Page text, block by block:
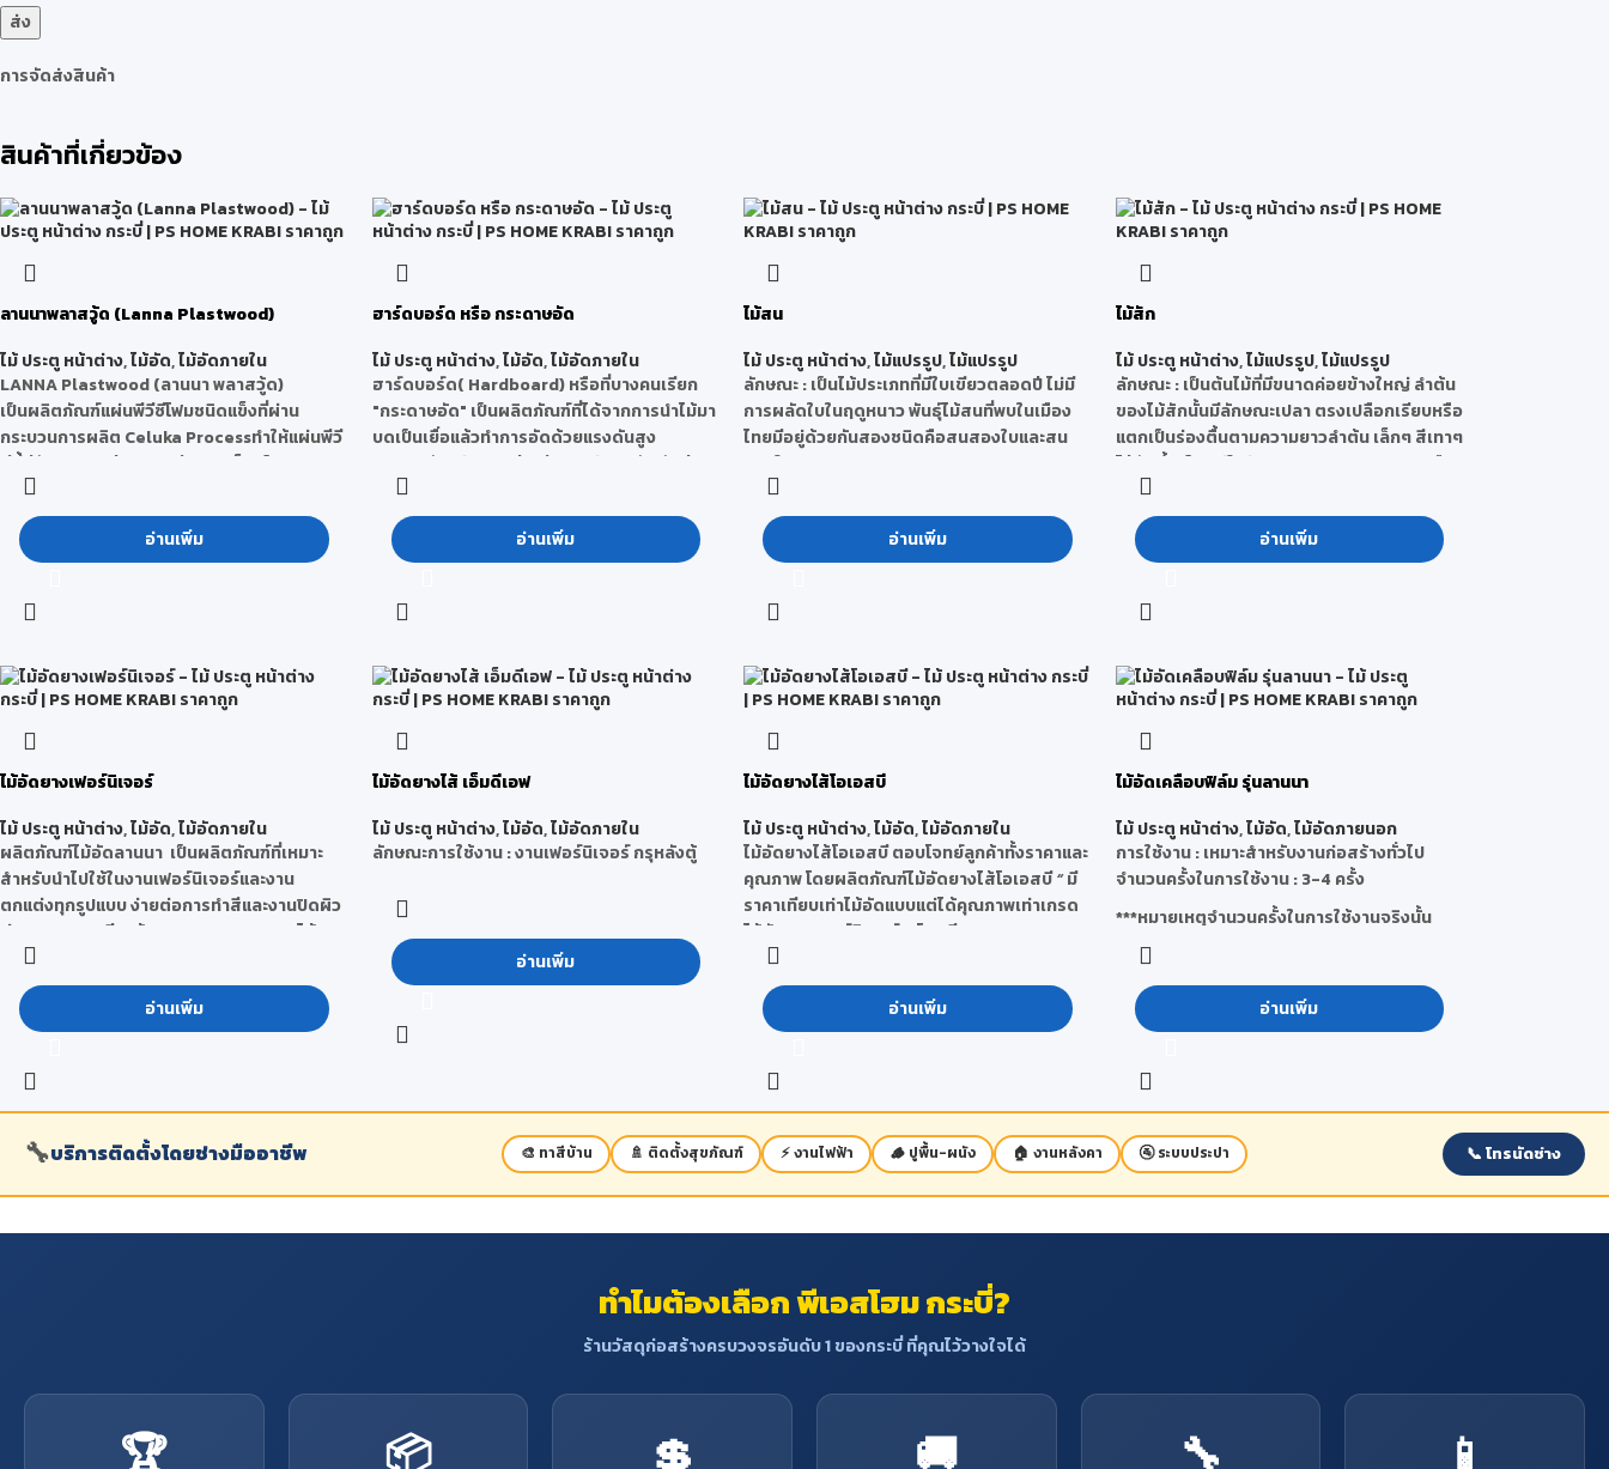
การจัดส่งสินค้า
สินค้าที่เกี่ยวข้อง
ลานนาพลาสวู้ด (Lanna Plastwood)
ไม้ ประตู หน้าต่าง,ไม้อัด,ไม้อัดภายใน
LANNA Plastwood (ลานนา พลาสวู้ด)
เป็นผลิตภัณฑ์แผ่นพีวีซีโฟมชนิดแข็งที่ผ่าน
กระบวนการผลิต Celuka Processทำให้แผ่นพีวี
ซีนี้มีลักษณะผิวด้านนอกมีความแข็ง เป็น
ผลิตภัณฑ์ที่ใช้ทดแทนแผ่นไม้ธรรมชาติได้อย่าง
สมบูรณ์แบบ ทุกชิ้นงานสามารถตกแต่งภายใน
และภายนอก
และขนาดได้มาตรฐาน
พิมพ์สีและทำสีบนแผ่นพลาสวู้ดได้
กระบวนการผลิต: CelukaProcess (เซลลูก้า)
ทำให้ลักษณะผิวด้านนอกมีความแข็ง
คุณสมบัติ
มอด ไม่เป็นเชื้อไฟ น้ำหนักเบา
ลักษณะการใช้งาน : สามารถใช้ได้ทั้งภายในและ
ภายนอกเช่น งานฉลุ CNC ,งานทำสี ไฮกรอส,
งานป้ายโฆษณา ,เฟอร์นิเจอร์กันน้ำ, ห้องน้ำ, ชุด
ห้องครัว, ห้องซาวน่า, ห้อง Lab,ผนังกั้นห้อง, ฝ้า
เพดาน, ประตูพีวีซี, คิ้ว-บัว เป็นต้น
อ่านเพิ่ม
ฮาร์ดบอร์ด หรือ กระดาษอัด
ไม้ ประตู หน้าต่าง,ไม้อัด,ไม้อัดภายใน
ฮาร์ดบอร์ด( Hardboard)หรือที่บางคนเรียก
"กระดาษอัด" เป็นผลิตภัณฑ์ที่ได้จากการนำไม้มา
บดเป็นเยื่อแล้วทำการอัดด้วยแรงดันสูง
คุณสมบัติเด่น ผิวหน้าเรียบแกร่ง ผิวสัมผัสด้าน
หลังเป็นรอยตะแกรงกันลื่นและรองรับน้ำหนักได้
ดี, ความหนาแน่นสูง แข็งแรง ไม่แตกหักง่าย
,ปราศจากสารฟอร์มัลดีไฮด์
เฟอร์นิเจอร์ที่ต้องการต้นทุนต่ำในการทำ
อ่านเพิ่ม
ไม้สน
ไม้ ประตู หน้าต่าง,ไม้แปรรูป,ไม้แปรรูป
ลักษณะ: เป็นไม้ประเภทที่มีใบเขียวตลอดปี ไม่มี
การผลัดใบในฤดูหนาว พันธุ์ไม้สนที่พบในเมือง
ไทยมีอยู่ด้วยกันสองชนิดคือสนสองใบและสน
สามใบ
คุณสมบัติ
- ไม้สนยังถือเป็นไม้เนื้ออ่อน แม้ว่าความแข็งแรง
ของไม้สนบางประเภทจะมีความแข็งแรงใกล้เคียง
เนื้ออ่อนอยู่
- สามารถนำมาแปรรูปใช้งานได้หลากหลาย
-มีลวดลายสีน้ำตาลที่สวยงาม
-ทนทานต่อการทะลุของไม้
- มีเส้นใยที่มีความต้านทานต่อแรงดึงสูง
ประโยชน์: ใช้ในการทำเฟอร์นิเจอร์ ทำไม้คิ้ว ไม้
ยังสามารถนำมาทำเป็นงานตกแต่งต่างๆได้
อ่านเพิ่ม
ไม้สัก
ไม้ ประตู หน้าต่าง,ไม้แปรรูป,ไม้แปรรูป
ลักษณะ: เป็นต้นไม้ที่มีขนาดค่อยข้างใหญ่ ลำต้น
ของไม้สักนั้นมีลักษณะเปลา ตรงเปลือกเรียบหรือ
แตกเป็นร่องตื้นตามความยาวลำต้น เล็กๆ สีเทาๆ
ไม้สักขึ้นเป็นหมู่ในป่าเบญจพรรณทางภาคเหนือ
บางส่วนในภาคกลางและภาคตะวันตก และมีอยู่
บ้างทางภาคตะวันออกเฉียงเหนือของไทย
คุณสมบัติ
: เป็นไม้ที่มีคุณภาพดีที่สุด เนื้อไม้มีสี
กลิ่นหอม มีน้ำมันในตัว มีเสี้ยนตรง เนื้อไม้หยาบ
บิดหรือแตกร้าวของไม้ มอดปลวกไม่ค่อย
รบกวน เมื่อเลื่อยออกจะเห็นลายได้ชัดเจน
สวยงาม เลื่อย ผ่า ไสกบ ตกแต่ง ชักเงาได้ง่าย
เป็นไม้ที่ผึ่งและสามารถแห้งได้รวดเร็ว น้ำหนัก
ประณีต ต้องการความสวยงามและทนทานต้อง
รับน้ำหนักหรือต้านทานมาก สามารถ ผ่า เลื่อย ไส
ตกแต่ง และชักเงาได้ง่าย ทำประตู หน้าต่าง วัสดุ
เครื่องใช้ เครื่องเรือนและในการก่อสร้างบ้าน
เทคโทควิโนน (Tectoquinone) อยู่ในตัวไม้
อ่านเพิ่ม
ไม้อัดยางเฟอร์นิเจอร์
ไม้ ประตู หน้าต่าง,ไม้อัด,ไม้อัดภายใน
ผลิตภัณฑ์ไม้อัดลานนา เป็นผลิตภัณฑ์ที่เหมาะ
สำหรับนำไปใช้ในงานเฟอร์นิเจอร์และงาน
ตกแต่งทุกรูปแบบ ง่ายต่อการทำสีและงานปิดผิว
ต่างๆ จบงานเรียบร้อย คุณภาพและขนาดได้
มาตรฐาน ผนวกกับการคัดสรรวัตถุดิบที่มี
คุณภาพ พัฒนาและผลิตขึ้นจากโรงงาน เพื่อตอบ
โจทย์ตรงความต้องการของลูกค้า รวมทั้งเป็น
มิตรกับสิ่งแวดล้อม ซี่งรุ่นไม้อัดยางลานนาเกรด
มาตรฐาน มอก. 178-2549
เฟอร์นิเจอร์ และงานตกแต่ง
อ่านเพิ่ม
ไม้อัดยางไส้ เอ็มดีเอฟ
ไม้ ประตู หน้าต่าง,ไม้อัด,ไม้อัดภายใน
ลักษณะการใช้งาน : งานเฟอร์นิเจอร์ กรุหลังตู้
อ่านเพิ่ม
ไม้อัดยางไส้โอเอสบี
ไม้ ประตู หน้าต่าง,ไม้อัด,ไม้อัดภายใน
ไม้อัดยางไส้โอเอสบี ตอบโจทย์ลูกค้าทั้งราคาและ
คุณภาพ โดยผลิตภัณฑ์ไม้อัดยางไส้โอเอสบี“มี
ราคาเทียบเท่าไม้อัดแบบแต่ได้คุณภาพเท่าเกรด
ไม้อัดยางเฟอร์นิเจอร์ ”
โดยมีขนาดความหนา 10
มม.และ 15 มม. โดยปัจจุบันเรามีรุ่นพิเศษ
ยางไส้โอเอสบี รุ่นทนชื้น”เพื่อใช้ในงาน
เฟอร์นิเจอร์ในสภาวะเปียกชื้น
เฟอร์นิเจอร์ และงานตกแต่งต่างๆ
งานปิดผิวต่างๆ
อ่านเพิ่ม
ไม้อัดเคลือบฟิล์ม รุ่นลานนา
ไม้ ประตู หน้าต่าง,ไม้อัด,ไม้อัดภายนอก
การใช้งาน : เหมาะสำหรับงานก่อสร้างทั่วไป
จำนวนครั้งในการใช้งาน : 3-4 ครั้ง
***หมายเหตุจำนวนครั้งในการใช้งานจริงนั้น
สามารถเปลี่ยนแปลงได้ โดยขึ้นอยู่กับ สภาพ
แวดล้อม วิธีใช้งานของผู้ใช้ การเก็บรักษา และ
สภาวะอากาศ
อ่านเพิ่ม
🔧บริการติดตั้งโดยช่างมืออาชีพ 🎨 ทาสีบ้าน 🚿 ติดตั้งสุขภัณฑ์ ⚡ งานไฟฟ้า 🪵 ปูพื้น-ผนัง 🏠 งานหลังคา 🚰 ระบบประปา 📞 โทรนัดช่าง
ทำไมต้องเลือก พีเอสโฮม กระบี่?
ร้านวัสดุก่อสร้างครบวงจรอันดับ 1 ของกระบี่ ที่คุณไว้วางใจได้
🏆 📦 💲 🚚 🔧 📱